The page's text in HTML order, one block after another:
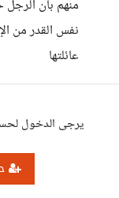
منهم بأن الرجل
نفس القدر من
عائلتها
يرجى الدخول